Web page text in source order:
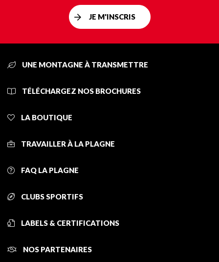
JE M'INSCRIS
UNE MONTAGNE À TRANSMETTRE
TÉLÉCHARGEZ NOS BROCHURES
LA BOUTIQUE
TRAVAILLER À LA PLAGNE
FAQ LA PLAGNE
CLUBS SPORTIFS
LABELS & CERTIFICATIONS
NOS PARTENAIRES